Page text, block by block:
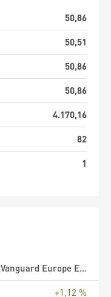
50,86
50,51
50,86
50,86
4.170,16
82
1
Vanguard Europe E...
+1,12 %